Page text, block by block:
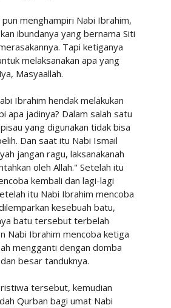
menghampiri Nabi Ibrahim,
ibundanya yang bernama Siti
Tapi ketiganya
melaksanakan apa yang
Masyaallah.
Ibrahim hendak melakukan
apa jadinya? Dalam salah satu
yang digunakan tidak bisa
Dan saat itu Nabi Ismail
jangan ragu, laksanakanah
oleh Allah." Setelah itu
kembali dan lagi-lagi
itu Nabi Ibrahim mencoba
kesebuah batu,
batu tersebut terbelah
Nabi Ibrahim mencoba ketiga
mengganti dengan domba
besar tanduknya.
tersebut, kemudian
Qurban bagi umat Nabi